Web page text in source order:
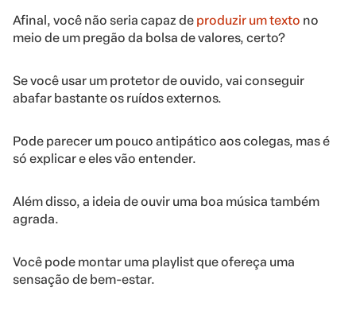
Afinal, você não seria capaz de produzir um texto no
meio de um pregão da bolsa de valores, certo?
Se você usar um protetor de ouvido, vai conseguir
abafar bastante os ruídos externos.
Pode parecer um pouco antipático aos colegas, mas é
só explicar e eles vão entender.
Além disso, a ideia de ouvir uma boa música também
agrada.
Você pode montar uma playlist que ofereça uma
sensação de bem-estar.